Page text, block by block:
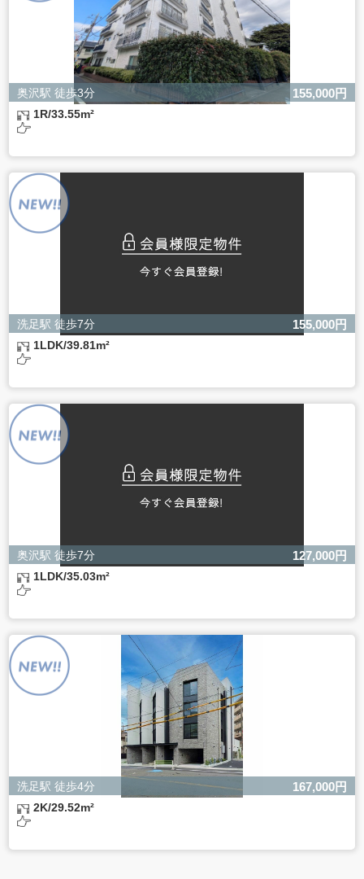
な間内に対応いたします。
【お問合せ窓口】
株式会社バレッグス 個人情報問合せ窓口
住所 東京都目黒区鷹番2-5-21
電話 03-3794-1115
お問合せメールアドレス privacy@balleggs.co.jp
受付時間：平日10：30～17：00 ※弊社公休日を除く
よるものです。
ただし、必要な項目をいただけない場合、適切な対応がで
きない場合があります。
奥沢駅 徒歩3分 155,000円
1R/33.55m²
洗足駅 徒歩7分 155,000円
1LDK/39.81m²
奥沢駅 徒歩7分 127,000円
1LDK/35.03m²
洗足駅 徒歩4分 167,000円
2K/29.52m²